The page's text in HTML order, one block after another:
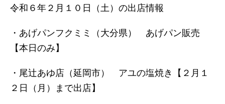
令和６年２月１０日（土）の出店情報
・あげパンフクミミ（大分県） あげパン販売
【本日のみ】
・尾辻あゆ店（延岡市） アユの塩焼き【２月１
２日（月）まで出店】